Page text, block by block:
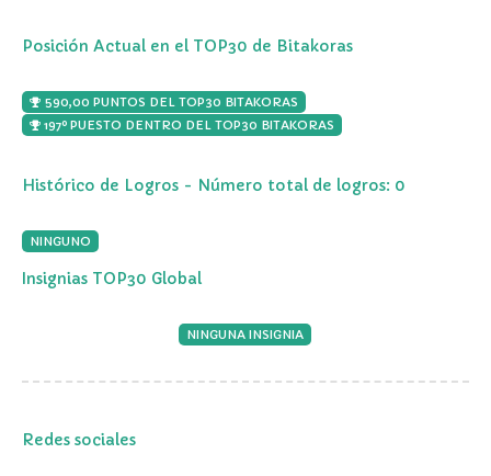
Posición Actual en el TOP30 de Bitakoras
590,00 PUNTOS DEL TOP30 BITAKORAS
197º PUESTO DENTRO DEL TOP30 BITAKORAS
Histórico de Logros - Número total de logros: 0
NINGUNO
Insignias TOP30 Global
NINGUNA INSIGNIA
Redes sociales